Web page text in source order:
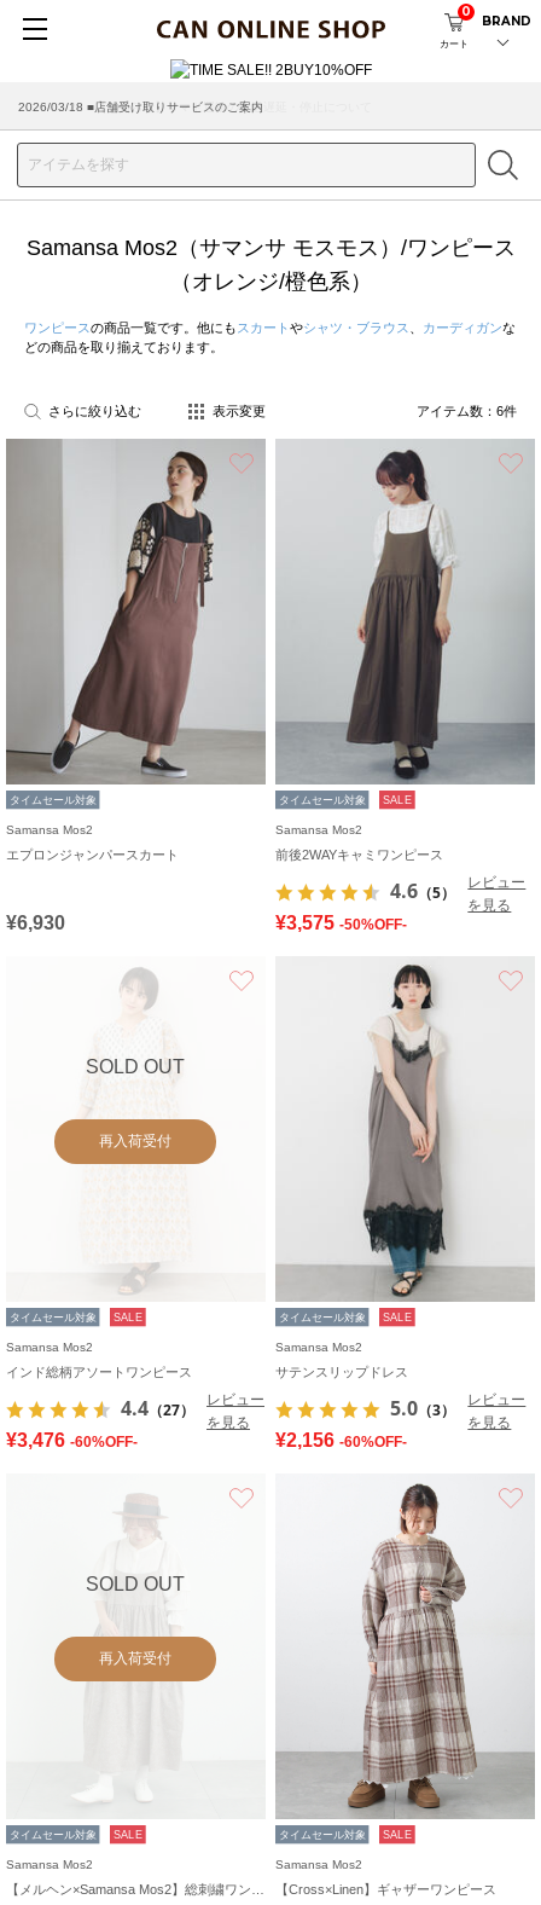
カート
0
BRAND
2026/03/18 ■店舗受け取りサービスのご案内
Samansa Mos2（サマンサ モスモス）/ワンピース
（オレンジ/橙色系）
ワンピースの商品一覧です。他にも スカート やシャツ・ブラウス カーディガンな
どの商品を取り揃えております。
さらに絞り込む 表示変更 アイテム数： 6件
タイムセール対象
Samansa Mos2
エプロンジャンパースカート
¥6,930
タイムセール対象 SALE
Samansa Mos2
前後2WAYキャミワンピース
4.6 （5）
レビュー
を見る
¥3,575 -50%OFF-
SOLD OUT
再入荷受付
タイムセール対象 SALE
Samansa Mos2
インド総柄アソートワンピース
4.4 （27）
レビュー
を見る
¥3,476 -60%OFF-
タイムセール対象 SALE
Samansa Mos2
サテンスリップドレス
5.0 （3）
レビュー
を見る
¥2,156 -60%OFF-
SOLD OUT
再入荷受付
タイムセール対象 SALE
Samansa Mos2
タイムセール対象 SALE
Samansa Mos2
【Cross×Linen】ギャザーワンピース